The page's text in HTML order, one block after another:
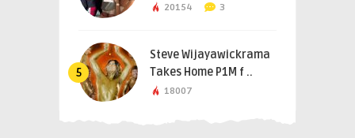
20154 3
5
Steve Wijayawickrama
Takes Home P1M f ..
18007